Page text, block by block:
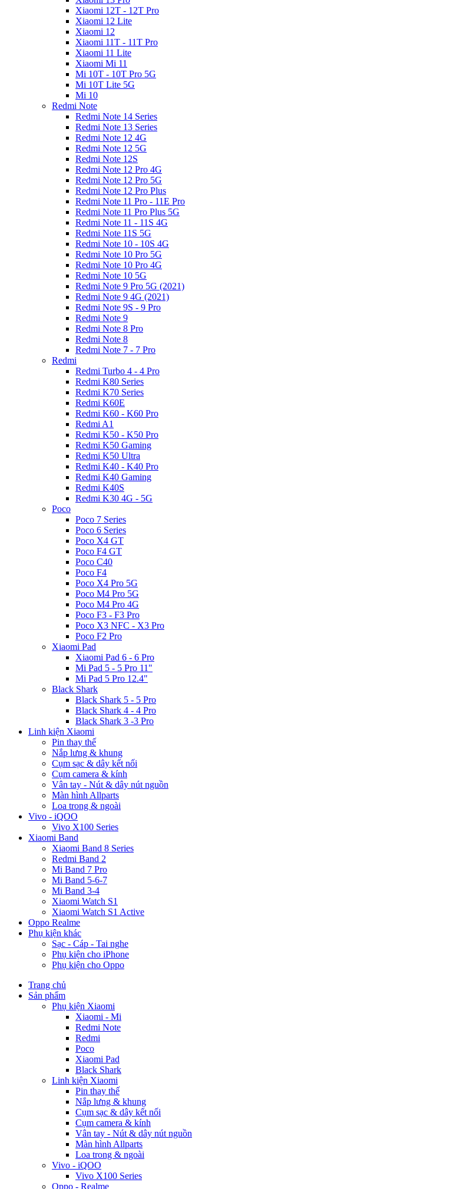
Xiaomi 12T - 12T Pro
Xiaomi 12 Lite
Xiaomi 12
Xiaomi 11T - 11T Pro
Xiaomi 11 Lite
Xiaomi Mi 11
Mi 10T - 10T Pro 5G
Mi 10T Lite 5G
Mi 10
Redmi Note
Redmi Note 14 Series
Redmi Note 13 Series
Redmi Note 12 4G
Redmi Note 12 5G
Redmi Note 12S
Redmi Note 12 Pro 4G
Redmi Note 12 Pro 5G
Redmi Note 12 Pro Plus
Redmi Note 11 Pro - 11E Pro
Redmi Note 11 Pro Plus 5G
Redmi Note 11 - 11S 4G
Redmi Note 11S 5G
Redmi Note 10 - 10S 4G
Redmi Note 10 Pro 5G
Redmi Note 10 Pro 4G
Redmi Note 10 5G
Redmi Note 9 Pro 5G (2021)
Redmi Note 9 4G (2021)
Redmi Note 9S - 9 Pro
Redmi Note 9
Redmi Note 8 Pro
Redmi Note 8
Redmi Note 7 - 7 Pro
Redmi
Redmi Turbo 4 - 4 Pro
Redmi K80 Series
Redmi K70 Series
Redmi K60E
Redmi K60 - K60 Pro
Redmi A1
Redmi K50 - K50 Pro
Redmi K50 Gaming
Redmi K50 Ultra
Redmi K40 - K40 Pro
Redmi K40 Gaming
Redmi K40S
Redmi K30 4G - 5G
Poco
Poco 7 Series
Poco 6 Series
Poco X4 GT
Poco F4 GT
Poco C40
Poco F4
Poco X4 Pro 5G
Poco M4 Pro 5G
Poco M4 Pro 4G
Poco F3 - F3 Pro
Poco X3 NFC - X3 Pro
Poco F2 Pro
Xiaomi Pad
Xiaomi Pad 6 - 6 Pro
Mi Pad 5 - 5 Pro 11"
Mi Pad 5 Pro 12.4"
Black Shark
Black Shark 5 - 5 Pro
Black Shark 4 - 4 Pro
Black Shark 3 -3 Pro
Linh kiện Xiaomi
Pin thay thế
Nắp lưng & khung
Cụm sạc & dây kết nối
Cụm camera & kính
Vân tay - Nút & dây nút nguồn
Màn hình Allparts
Loa trong & ngoài
Vivo - iQOO
Vivo X100 Series
Xiaomi Band
Xiaomi Band 8 Series
Redmi Band 2
Mi Band 7 Pro
Mi Band 5-6-7
Mi Band 3-4
Xiaomi Watch S1
Xiaomi Watch S1 Active
Oppo Realme
Phụ kiện khác
Sạc - Cáp - Tai nghe
Phụ kiện cho iPhone
Phụ kiện cho Oppo
Trang chủ
Sản phẩm
Phụ kiện Xiaomi
Xiaomi - Mi
Redmi Note
Redmi
Poco
Xiaomi Pad
Black Shark
Linh kiện Xiaomi
Pin thay thế
Nắp lưng & khung
Cụm sạc & dây kết nối
Cụm camera & kính
Vân tay - Nút & dây nút nguồn
Màn hình Allparts
Loa trong & ngoài
Vivo - iQOO
Vivo X100 Series
Oppo - Realme